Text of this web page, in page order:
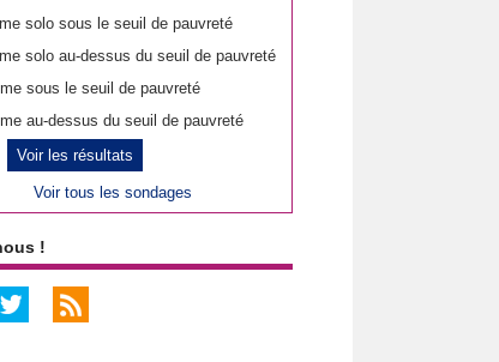
solo sous le seuil de pauvreté
solo au-dessus du seuil de pauvreté
sous le seuil de pauvreté
au-dessus du seuil de pauvreté
Voir les résultats
Voir tous les sondages
!